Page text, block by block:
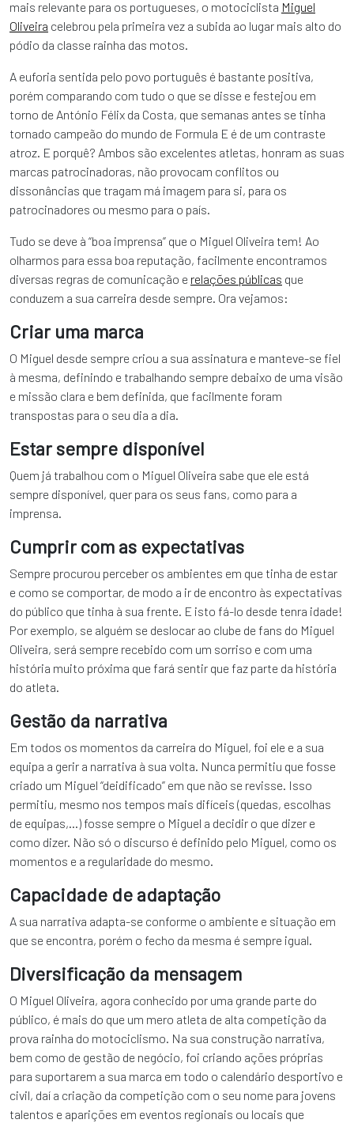
mais relevante para os portugueses, o motociclista Miguel
Oliveira celebrou pela primeira vez a subida ao lugar mais alto do
pódio da classe rainha das motos.
A euforia sentida pelo povo português é bastante positiva,
porém comparando com tudo o que se disse e festejou em
torno de António Félix da Costa, que semanas antes se tinha
tornado campeão do mundo de Formula E é de um contraste
atroz. E porquê? Ambos são excelentes atletas, honram as suas
marcas patrocinadoras, não provocam conflitos ou
dissonâncias que tragam má imagem para si, para os
patrocinadores ou mesmo para o país.
Tudo se deve à “boa imprensa” que o Miguel Oliveira tem! Ao
olharmos para essa boa reputação, facilmente encontramos
diversas regras de comunicação e relações públicas que
conduzem a sua carreira desde sempre. Ora vejamos:
Criar uma marca
O Miguel desde sempre criou a sua assinatura e manteve-se fiel
à mesma, definindo e trabalhando sempre debaixo de uma visão
e missão clara e bem definida, que facilmente foram
transpostas para o seu dia a dia.
Estar sempre disponível
Quem já trabalhou com o Miguel Oliveira sabe que ele está
sempre disponível, quer para os seus fans, como para a
imprensa.
Cumprir com as expectativas
Sempre procurou perceber os ambientes em que tinha de estar
e como se comportar, de modo a ir de encontro às expectativas
do público que tinha à sua frente. E isto fá-lo desde tenra idade!
Por exemplo, se alguém se deslocar ao clube de fans do Miguel
Oliveira, será sempre recebido com um sorriso e com uma
história muito próxima que fará sentir que faz parte da história
do atleta.
Gestão da narrativa
Em todos os momentos da carreira do Miguel, foi ele e a sua
equipa a gerir a narrativa à sua volta. Nunca permitiu que fosse
criado um Miguel “deidificado” em que não se revisse. Isso
permitiu, mesmo nos tempos mais difíceis (quedas, escolhas
de equipas,…) fosse sempre o Miguel a decidir o que dizer e
como dizer. Não só o discurso é definido pelo Miguel, como os
momentos e a regularidade do mesmo.
Capacidade de adaptação
A sua narrativa adapta-se conforme o ambiente e situação em
que se encontra, porém o fecho da mesma é sempre igual.
Diversificação da mensagem
O Miguel Oliveira, agora conhecido por uma grande parte do
público, é mais do que um mero atleta de alta competição da
prova rainha do motociclismo. Na sua construção narrativa,
bem como de gestão de negócio, foi criando ações próprias
para suportarem a sua marca em todo o calendário desportivo e
civil, daí a criação da competição com o seu nome para jovens
talentos e aparições em eventos regionais ou locais que